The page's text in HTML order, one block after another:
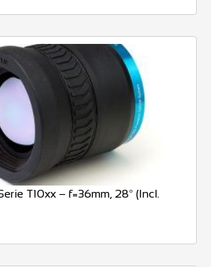
T10xx – f=36mm, 28º (Incl.